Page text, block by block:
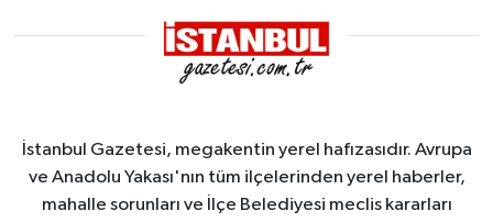
İstanbul Gazetesi, megakentin yerel hafızasıdır. Avrupa
ve Anadolu Yakası'nın tüm ilçelerinden yerel haberler,
mahalle sorunları ve İlçe Belediyesi meclis kararları